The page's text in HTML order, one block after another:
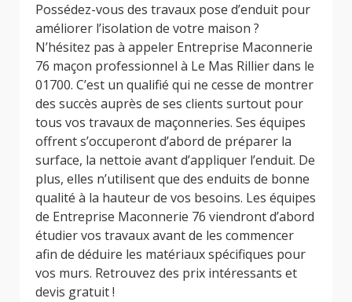
Possédez-vous des travaux pose d’enduit pour
améliorer l’isolation de votre maison ?
N’hésitez pas à appeler Entreprise Maconnerie
76 maçon professionnel à Le Mas Rillier dans le
01700. C’est un qualifié qui ne cesse de montrer
des succès auprès de ses clients surtout pour
tous vos travaux de maçonneries. Ses équipes
offrent s’occuperont d’abord de préparer la
surface, la nettoie avant d’appliquer l’enduit. De
plus, elles n’utilisent que des enduits de bonne
qualité à la hauteur de vos besoins. Les équipes
de Entreprise Maconnerie 76 viendront d’abord
étudier vos travaux avant de les commencer
afin de déduire les matériaux spécifiques pour
vos murs. Retrouvez des prix intéressants et
devis gratuit !